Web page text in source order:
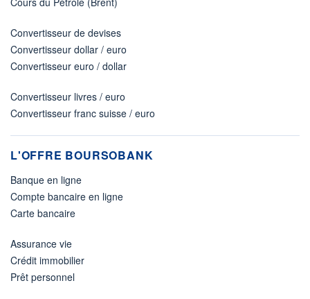
Convertisseur de devises
Convertisseur dollar / euro
Convertisseur euro / dollar
Convertisseur livres / euro
Convertisseur franc suisse / euro
L'OFFRE BOURSOBANK
Banque en ligne
Compte bancaire en ligne
Carte bancaire
Assurance vie
Crédit immobilier
Prêt personnel